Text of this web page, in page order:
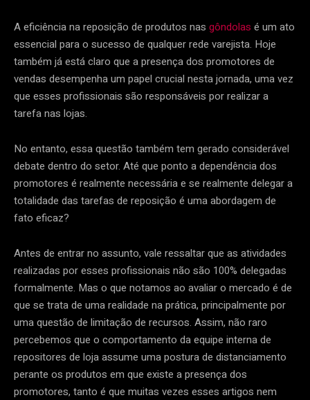
A eficiência na reposição de produtos nas gôndolas é um ato
essencial para o sucesso de qualquer rede varejista. Hoje
também já está claro que a presença dos promotores de
vendas desempenha um papel crucial nesta jornada, uma vez
que esses profissionais são responsáveis por realizar a
tarefa nas lojas.
No entanto, essa questão também tem gerado considerável
debate dentro do setor. Até que ponto a dependência dos
promotores é realmente necessária e se realmente delegar a
totalidade das tarefas de reposição é uma abordagem de
fato eficaz?
Antes de entrar no assunto, vale ressaltar que as atividades
realizadas por esses profissionais não são 100% delegadas
formalmente. Mas o que notamos ao avaliar o mercado é de
que se trata de uma realidade na prática, principalmente por
uma questão de limitação de recursos. Assim, não raro
percebemos que o comportamento da equipe interna de
repositores de loja assume uma postura de distanciamento
perante os produtos em que existe a presença dos
promotores, tanto é que muitas vezes esses artigos nem